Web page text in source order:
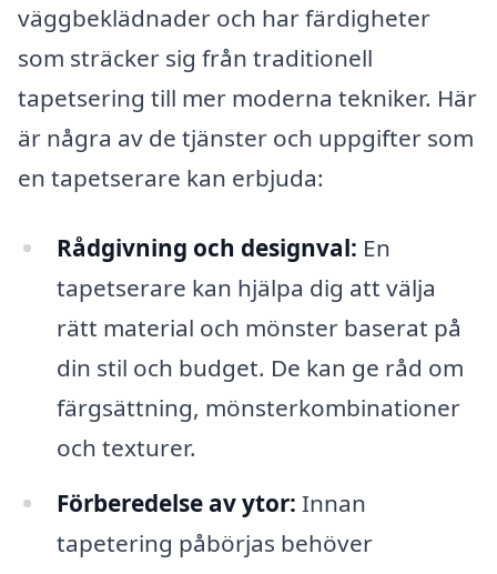
väggbeklädnader och har färdigheter
som sträcker sig från traditionell
tapetsering till mer moderna tekniker. Här
är några av de tjänster och uppgifter som
en tapetserare kan erbjuda:
Rådgivning och designval: En
tapetserare kan hjälpa dig att välja
rätt material och mönster baserat på
din stil och budget. De kan ge råd om
färgsättning, mönsterkombinationer
och texturer.
Förberedelse av ytor: Innan
tapetering påbörjas behöver